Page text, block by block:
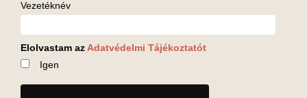
Vezetéknév
Elolvastam az Adatvédelmi Tájékoztatót
Igen